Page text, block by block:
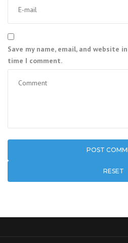
Save my name, email, and website
time I comment.
RESET